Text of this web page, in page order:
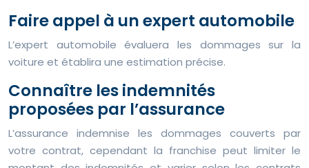
Faire appel à un expert automobile
L’expert automobile évaluera les dommages sur la
voiture et établira une estimation précise.
Connaître les indemnités
proposées par l’assurance
L’assurance indemnise les dommages couverts par
votre contrat, cependant la franchise peut limiter le